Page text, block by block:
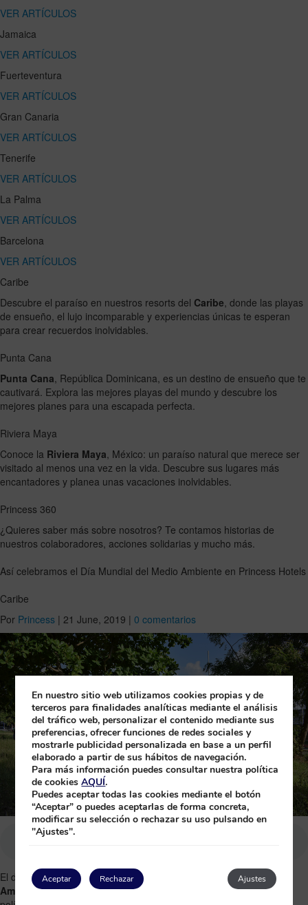
VER ARTÍCULOS
Jamaica
VER ARTÍCULOS
Fuerteventura
VER ARTÍCULOS
Gran Canaria
VER ARTÍCULOS
Tenerife
VER ARTÍCULOS
La Palma
VER ARTÍCULOS
Barcelona
VER ARTÍCULOS
Caribe
Descubre el paraíso en nuestros resorts del Caribe , donde las playas
de ensueño, el lujo incomparable y experiencias únicas te esperan
para crear recuerdos inolvidables.
Punta Cana
Punta Cana , República Dominicana, es un destino de ensueño que te
cautivará. Explora las mejores playas del mundo y descubre los
mejores planes para una escapada perfecta.
Riviera Maya
Conoce la Riviera Maya , México: un paraíso natural que merece ser
visitado al menos una vez en la vida. Descubre sus lugares más
encantadores y planea unas vacaciones inolvidables.
Princess 360
¿Quieres saber más sobre nosotros? Te contamos historias de
nuestros colaboradores, acciones solidarias y mucho más.
Así celebramos el Día Mundial del Medio Ambiente en Princess Hotels
Caribe
Por Princess | 21 June, 2019 | 0 comentarios
El día 5 de junio se celebró anivel mundial el Día del Medio
Ambiente. Desde Princess hotels Caribe y como parte de nuestra
En nuestro sitio web utilizamos cookies propias y de
terceros para finalidades analíticas mediante el análisis
del tráfico web, personalizar el contenido mediante sus
preferencias, ofrecer funciones de redes sociales y
mostrarle publicidad personalizada en base a un perfil
elaborado a partir de sus hábitos de navegación.
Para más información puedes consultar nuestra política
de cookiesAQUÍ.
Puedes aceptar todas las cookies mediante el botón
“Aceptar” o puedes aceptarlas de forma concreta,
modificar su selección o rechazar su uso pulsando en
"Ajustes".
Aceptar Ajustes
Rechazar